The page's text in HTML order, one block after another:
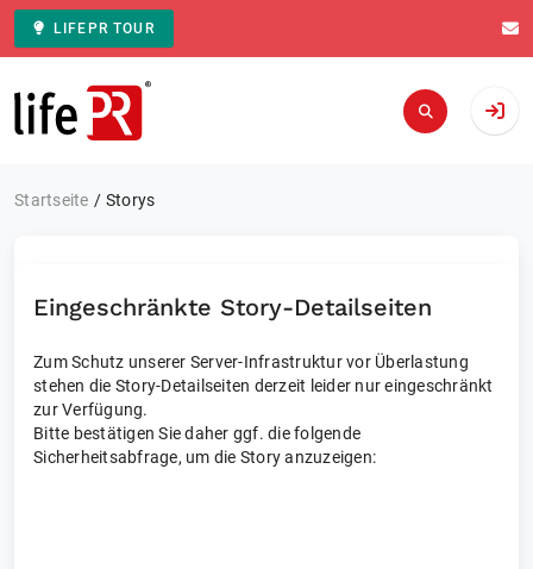
LIFEPR TOUR
Zur Startseite
Startseite Storys
Eingeschränkte Story-Detailseiten
Zum Schutz unserer Server-Infrastruktur vor Überlastung
stehen die Story-Detailseiten derzeit leider nur eingeschränkt
zur Verfügung.
Bitte bestätigen Sie daher ggf. die folgende
Sicherheitsabfrage, um die Story anzuzeigen: